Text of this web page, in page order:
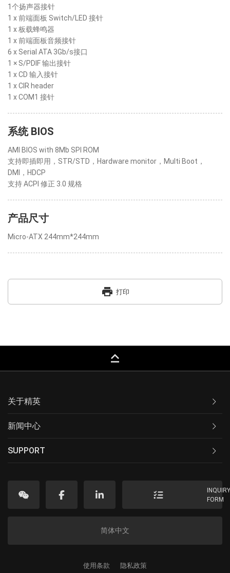
1个扬声器接针
1 x 前端面板 Switch/LED 接针
1 x 板载蜂鸣器
1 x 前端面板音频接针
6 x Serial ATA 3Gb/s接口
1 × S/PDIF 输出接针
1 x CD 输入接针
1 x CIR header
1 x COM1 接针
系统 BIOS
AMI BIOS with 8Mb SPI ROM
支持即插即用，STR/STD，Hardware monitor，Multi Boot，
DMI，HDCP
支持 ACPI 修正 3.0 规格
产品尺寸
Micro-ATX 244mm*244mm
print 打印
keyboard_capslock
关于精英
新闻中心
SUPPORT
FORM
简体中文
使用条款 隐私政策